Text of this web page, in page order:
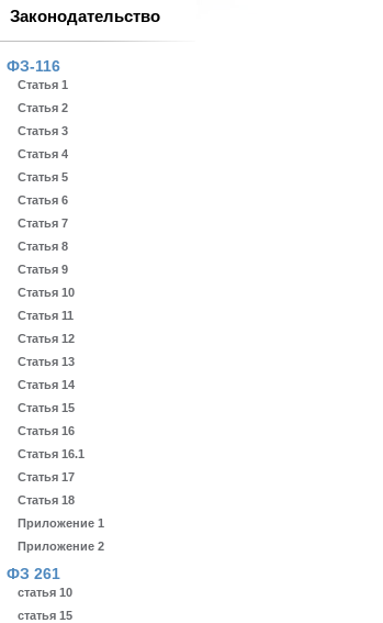
Законодательство
ФЗ-116
Статья 1
Статья 2
Статья 3
Статья 4
Статья 5
Статья 6
Статья 7
Статья 8
Статья 9
Статья 10
Статья 11
Статья 12
Статья 13
Статья 14
Статья 15
Статья 16
Статья 16.1
Статья 17
Статья 18
Приложение 1
Приложение 2
ФЗ 261
статья 10
статья 15